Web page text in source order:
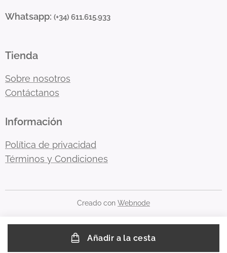
Añadir a la cesta
Whatsapp: (+34) 611.615.933
Tienda
Sobre nosotros
Contáctanos
Información
Política de privacidad
Términos y Condiciones
Creado con Webnode